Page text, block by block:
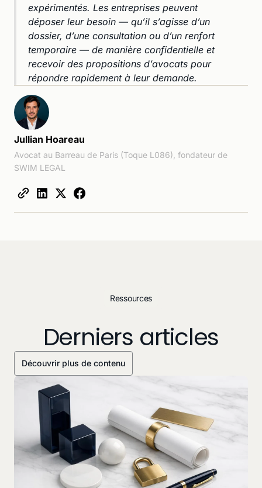
expérimentés. Les entreprises peuvent
déposer leur besoin — qu’il s’agisse d’un
dossier, d’une consultation ou d’un renfort
temporaire — de manière confidentielle et
recevoir des propositions d’avocats pour
répondre rapidement à leur demande.
Jullian Hoareau
Avocat au Barreau de Paris (Toque L086), fondateur de
SWIM LEGAL
Ressources
Derniers articles
Découvrir plus de contenu